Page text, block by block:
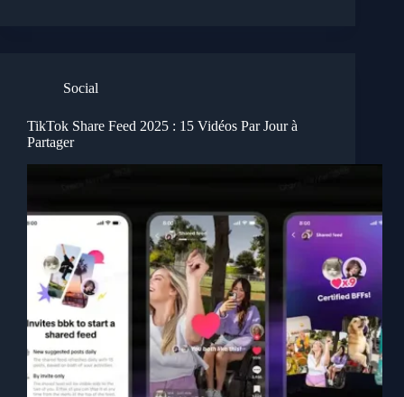
Social
TikTok Share Feed 2025 : 15 Vidéos Par Jour à
Partager